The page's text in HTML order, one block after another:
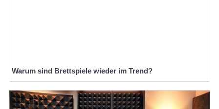
Warum sind Brettspiele wieder im Trend?